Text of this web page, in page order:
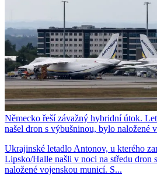
Německo řeší závažný hybridní útok.
našel dron s výbušninou, bylo naložené
Ukrajinské letadlo Antonov, u kterého
Lipsko/Halle našli v noci na středu dron
naložené vojenskou municí. S...